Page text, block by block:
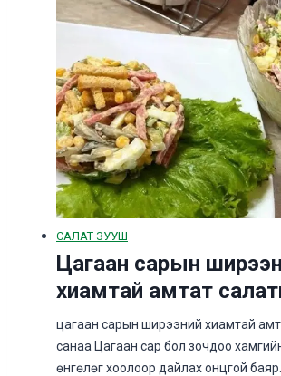
САЛАТ ЗУУШ
Цагаан сарын
хиамтай амтат
цагаан сарын ширээний хиамтай
санаа Цагаан сар бол зочдоо
өнгөлөг хоолоор дайлах онцгой